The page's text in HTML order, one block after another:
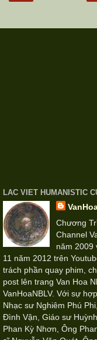
LAC VIET HUMANISTIC
Chương
Channel
năm 2009
11 năm 2012 trên
trách phần quay phim,
post lên trang Van Hoa
VanHoaNBLV. Với sự
Nhạc sư Nghiêm Phú
Đình Vận, Giáo sư
Phan Kỳ Nhơn, Ông